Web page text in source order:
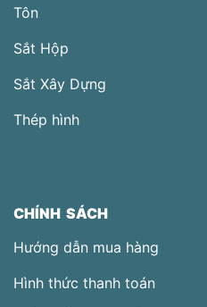
Tôn
Sắt Hộp
Sắt Xây Dựng
Thép hình
CHÍNH SÁCH
Hướng dẫn mua hàng
Hình thức thanh toán